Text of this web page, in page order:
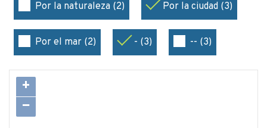
Por la naturaleza (2) Por la ciudad (3)
Por el mar (2) - (3) -- (3)
+
−